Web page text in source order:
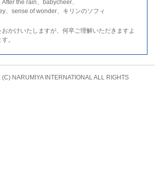
the rain、babycheer、
、sense of wonder、キリンのソフィ
かけいたしますが、何卒ご理解いただきますよ
。